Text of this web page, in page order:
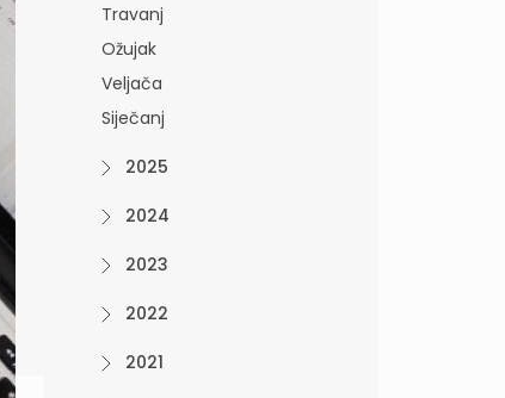
Travanj
Ožujak
Veljača
Siječanj
2025
2024
2023
2022
2021